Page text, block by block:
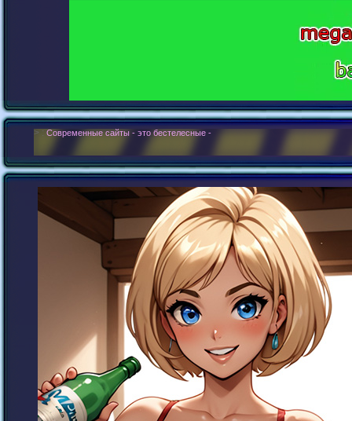
> : Современные сайты - это бестелесные роботы. Новые концепии создания